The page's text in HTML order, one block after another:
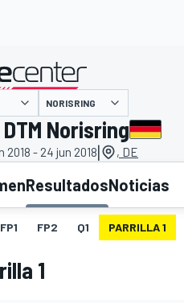
WRC
presentado por
NORISRING
DTM Norisring
2018 - 24 jun 2018| , DE
ResultadosNoticias
FP1 FP2 Q1 PARRILLA 1
1